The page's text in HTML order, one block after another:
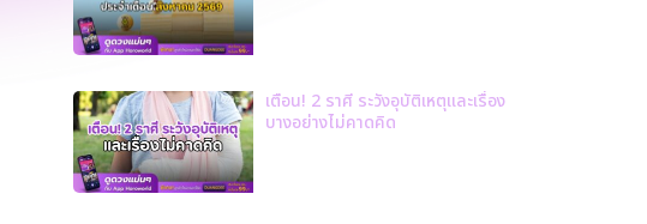
เตือน! 2 ราศี ระวังอุบัติเหตุและเรื่อง
บางอย่างไม่คาดคิด